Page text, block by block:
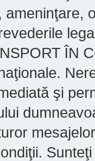
ameninţare,
ÎN
şi